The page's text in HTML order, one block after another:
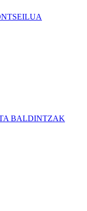
BALDINTZAK